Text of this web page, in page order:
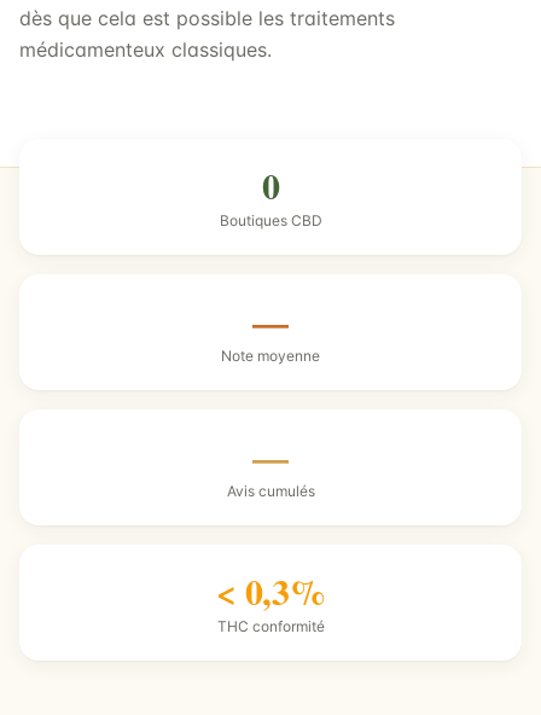
dès que cela est possible les traitements
médicamenteux classiques.
0
Boutiques CBD
—
Note moyenne
—
Avis cumulés
< 0,3%
THC conformité